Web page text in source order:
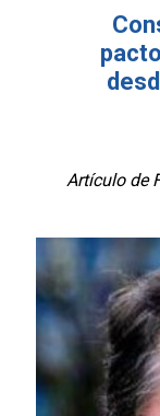
Artículo de